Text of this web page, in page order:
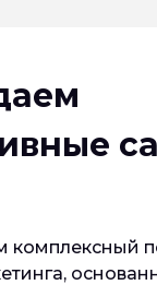
комплексный